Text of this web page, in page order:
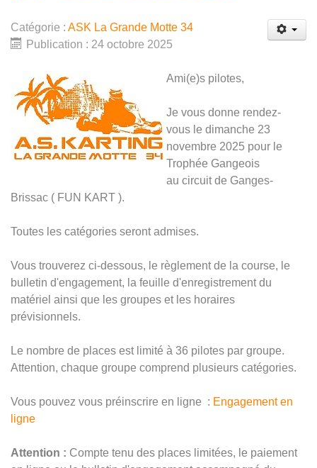
Catégorie : ASK La Grande Motte 34
Publication : 24 octobre 2025
Ami(e)s pilotes,
Je vous donne rendez-
vous le dimanche 23
novembre 2025 pour le
Trophée Gangeois
au circuit de Ganges-
Brissac ( FUN KART ).
Toutes les catégories seront admises.
Vous trouverez ci-dessous, le règlement de la course, le
bulletin d'engagement, la feuille d'enregistrement du
matériel ainsi que les groupes et les horaires
prévisionnels.
Le nombre de places est limité à 36 pilotes par groupe.
Attention, chaque groupe comprend plusieurs catégories.
Vous pouvez vous préinscrire en ligne : Engagement en
ligne
Attention : Compte tenu des places limitées, le paiement